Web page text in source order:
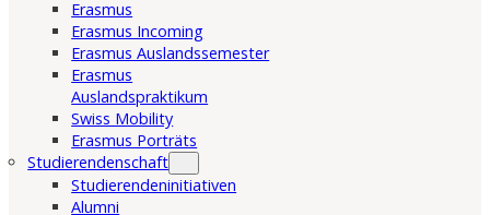
Erasmus
Erasmus Incoming
Erasmus Auslandssemester
Erasmus
Auslandspraktikum
Swiss Mobility
Erasmus Porträts
Studierendenschaft
Studierendeninitiativen
Alumni